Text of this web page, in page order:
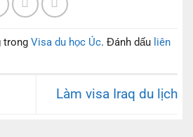
trong Visa du học Úc. Đánh dấu liên
Làm visa Iraq du lịch